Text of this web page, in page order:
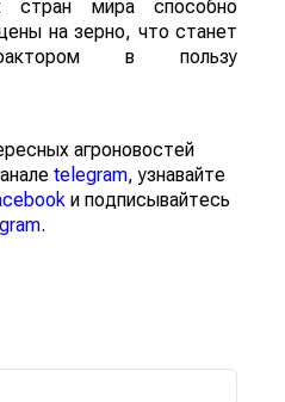
стран мира способно
на зерно, что станет
в пользу
агроновостей
telegram, узнавайте
и подписывайтесь
.